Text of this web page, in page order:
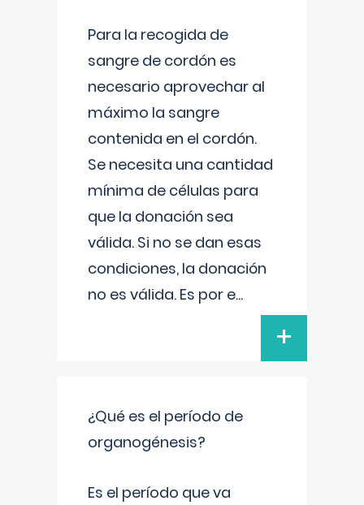
Para la recogida de
sangre de cordón es
necesario aprovechar al
máximo la sangre
contenida en el cordón.
Se necesita una cantidad
mínima de células para
que la donación sea
válida. Si no se dan esas
condiciones, la donación
no es válida. Es por e...
+
¿Qué es el período de
organogénesis?
Es el período que va